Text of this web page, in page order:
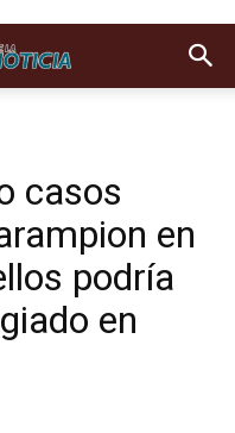
casos
en
podría
en